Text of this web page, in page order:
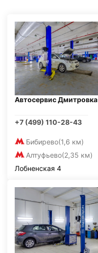
Автосервис Дмитровка
+7 (499) 110-28-43
Бибирево(1,6 км)
Алтуфьево(2,35 км)
Лобненская 4